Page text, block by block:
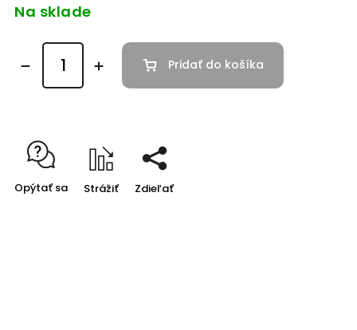
Na sklade
Pridať do košíka
Opýtať sa Strážiť Zdieľať